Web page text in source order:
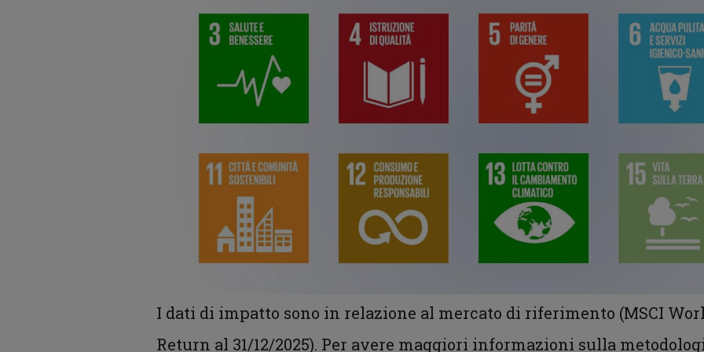
I dati di impatto sono in relazione al mercato di riferimento (MSCI
Return al 31/12/2025). Per avere maggiori informazioni sulla